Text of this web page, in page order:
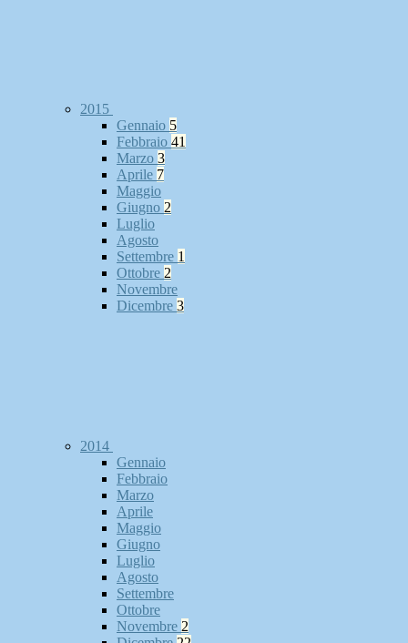
2015
Gennaio 5
Febbraio 41
Marzo 3
Aprile 7
Maggio
Giugno 2
Luglio
Agosto
Settembre 1
Ottobre 2
Novembre
Dicembre 3
2014
Gennaio
Febbraio
Marzo
Aprile
Maggio
Giugno
Luglio
Agosto
Settembre
Ottobre
Novembre 2